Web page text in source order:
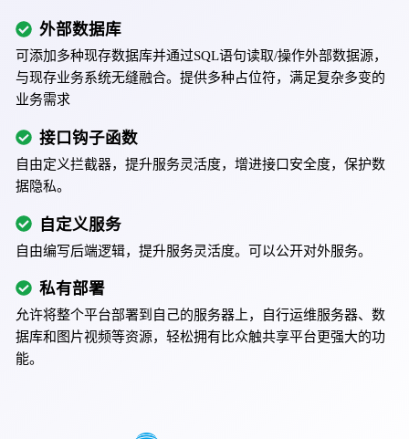
外部数据库
可添加多种现存数据库并通过SQL语句读取/操作外部数据源，
与现存业务系统无缝融合。提供多种占位符，满足复杂多变的
业务需求
接口钩子函数
自由定义拦截器，提升服务灵活度，增进接口安全度，保护数
据隐私。
自定义服务
自由编写后端逻辑，提升服务灵活度。可以公开对外服务。
私有部署
允许将整个平台部署到自己的服务器上，自行运维服务器、数
据库和图片视频等资源，轻松拥有比众触共享平台更强大的功
能。